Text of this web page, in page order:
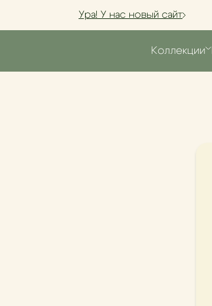
Ура! У нас новый сайт
Коллекции